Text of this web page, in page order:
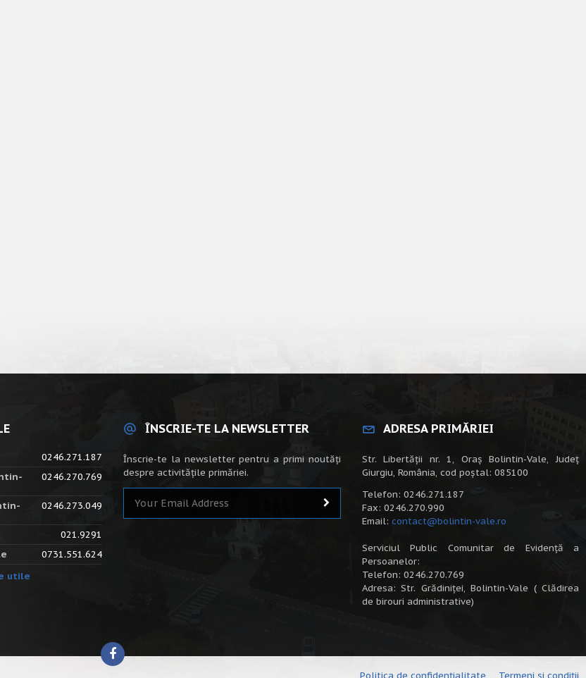
0246.271.187
0246.270.769
0246.273.049
021.9291
0731.551.624
utile
ÎNSCRIE-TE LA NEWSLETTER
Înscrie-te la newsletter pentru a primi noutăți
despre activitățile primăriei.
ADRESA PRIMĂRIEI
Str. Libertății nr. 1, Oraș Bolintin-Vale, Județ
Giurgiu, România, cod poștal: 085100
Telefon: 0246.271.187
Fax: 0246.270.990
Email: contact@bolintin-vale.ro
Serviciul Public Comunitar de Evidență a
Persoanelor:
Telefon: 0246.270.769
Adresa: Str. Grădiniței, Bolintin-Vale ( Clădirea
de birouri administrative)
Politica de confidențialitate Termeni și condiții